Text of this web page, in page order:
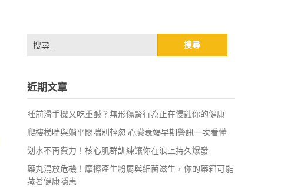
搜
尋
字:
近期文章
睡前滑手機又吃重鹹？無形傷腎行為正在侵蝕你的健康
爬樓梯喘與躺平悶喘別輕忽 心臟衰竭早期警訊一次看懂
划水不再費力！核心肌群訓練讓你在浪上持久爆發
藥丸混放危機！摩擦產生粉屑與細菌滋生，你的藥箱可能
藏著健康隱患